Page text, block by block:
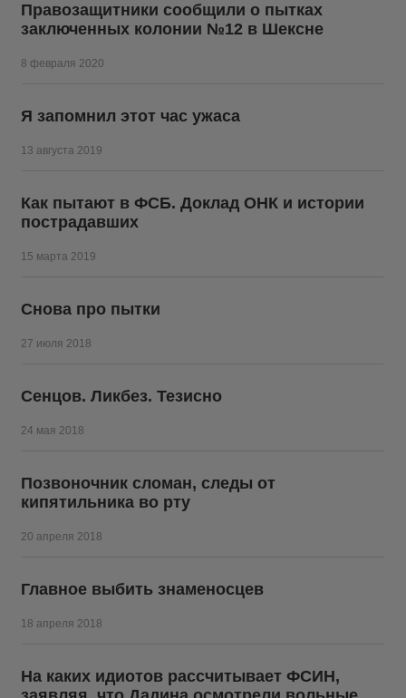
Правозащитники сообщили о пытках
заключенных колонии №12 в Шексне
8 февраля 2020
Я запомнил этот час ужаса
13 августа 2019
Как пытают в ФСБ. Доклад ОНК и истории
пострадавших
15 марта 2019
Снова про пытки
27 июля 2018
Сенцов. Ликбез. Тезисно
24 мая 2018
Позвоночник сломан, следы от
кипятильника во рту
20 апреля 2018
Главное выбить знаменосцев
18 апреля 2018
На каких идиотов рассчитывает ФСИН,